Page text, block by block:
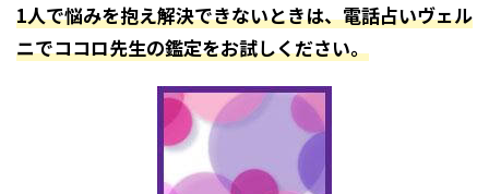
1人で悩みを抱え解決できないときは、電話占いヴェル
ニでココロ先生の鑑定をお試しください。